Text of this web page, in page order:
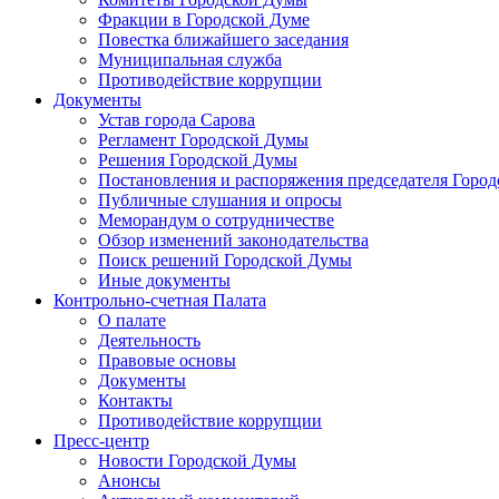
Фракции в Городской Думе
Повестка ближайшего заседания
Муниципальная служба
Противодействие коррупции
Документы
Устав города Сарова
Регламент Городской Думы
Решения Городской Думы
Постановления и распоряжения председателя
Публичные слушания и опросы
Меморандум о сотрудничестве
Обзор изменений законодательства
Поиск решений Городской Думы
Иные документы
Контрольно-счетная Палата
О палате
Деятельность
Правовые основы
Документы
Контакты
Противодействие коррупции
Пресс-центр
Новости Городской Думы
Анонсы